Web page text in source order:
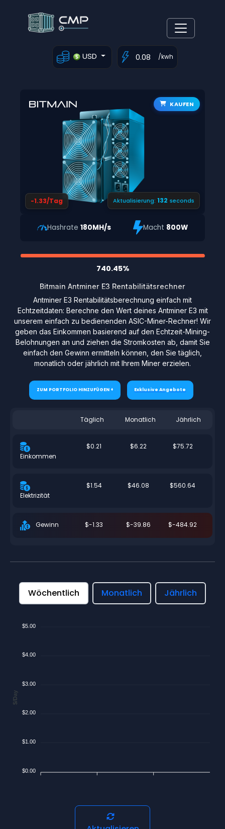
USD /kwh
KAUFEN
-1.33/Tag Aktualisierung:131 seconds
Hashrate180MH/s Macht 800W
740.45%
Bitmain Antminer E3 Rentabilitätsrechner
Antminer E3 Rentabilitätsberechnung einfach mit
Echtzeitdaten: Berechne den Wert deines Antminer E3 mit
unserem einfach zu bedienenden ASIC-Miner-Rechner! Wir
geben das Einkommen basierend auf den Echtzeit-Mining-
Belohnungen an und ziehen die Stromkosten ab, damit Sie
einfach den Gewinn ermitteln können, den Sie täglich,
monatlich oder jährlich mit Ihrem Miner erzielen.
ZUM PORTFOLIO HINZUFÜGEN + Exklusive Angebote
Täglich Monatlich Jährlich
Einkommen
$0.21 $6.22 $75.72
Elektrizität
$1.54 $46.08 $560.64
Gewinn $-1.33 $-39.86 $-484.92
Wöchentlich Monatlich Jährlich
$5.00
$4.00
$3.00
$2.00
$1.00
$0.00
$/Day